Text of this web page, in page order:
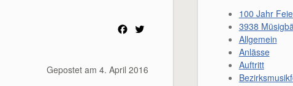
e
b
t
t
Gepostet am 4. April 2016
100 Jahr
3938
Allgemein
Anlässe
Auftritt